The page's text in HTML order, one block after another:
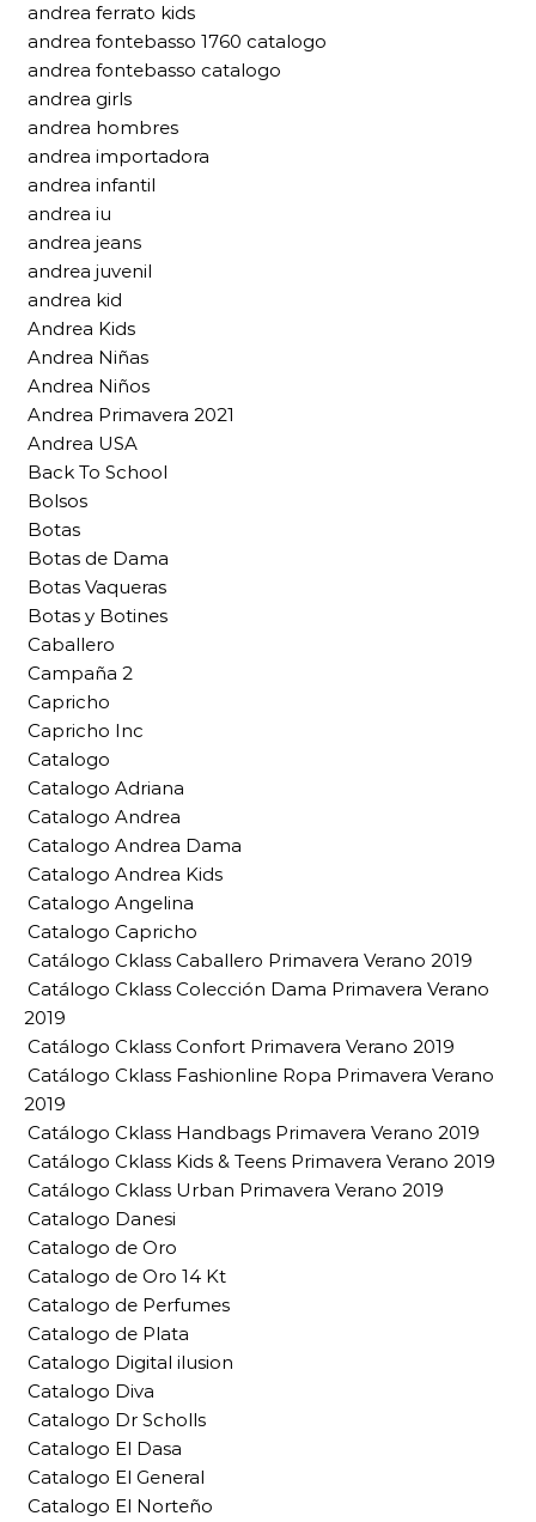
andrea ferrato kids
andrea fontebasso 1760 catalogo
andrea fontebasso catalogo
andrea girls
andrea hombres
andrea importadora
andrea infantil
andrea iu
andrea jeans
andrea juvenil
andrea kid
Andrea Kids
Andrea Niñas
Andrea Niños
Andrea Primavera 2021
Andrea USA
Back To School
Bolsos
Botas
Botas de Dama
Botas Vaqueras
Botas y Botines
Caballero
Campaña 2
Capricho
Capricho Inc
Catalogo
Catalogo Adriana
Catalogo Andrea
Catalogo Andrea Dama
Catalogo Andrea Kids
Catalogo Angelina
Catalogo Capricho
Catálogo Cklass Caballero Primavera Verano 2019
Catálogo Cklass Colección Dama Primavera Verano
2019
Catálogo Cklass Confort Primavera Verano 2019
Catálogo Cklass Fashionline Ropa Primavera Verano
2019
Catálogo Cklass Handbags Primavera Verano 2019
Catálogo Cklass Kids & Teens Primavera Verano 2019
Catálogo Cklass Urban Primavera Verano 2019
Catalogo Danesi
Catalogo de Oro
Catalogo de Oro 14 Kt
Catalogo de Perfumes
Catalogo de Plata
Catalogo Digital ilusion
Catalogo Diva
Catalogo Dr Scholls
Catalogo El Dasa
Catalogo El General
Catalogo El Norteño